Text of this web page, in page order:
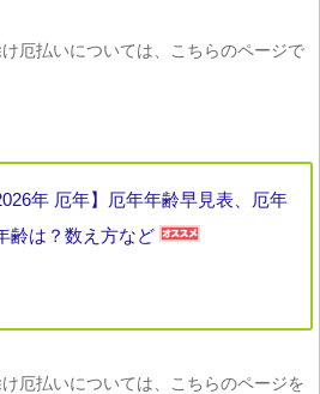
厄払いについては、こちらのページで
年 厄年】厄年年齢早見表、厄年
齢は？数え方など
厄払いについては、こちらのページを